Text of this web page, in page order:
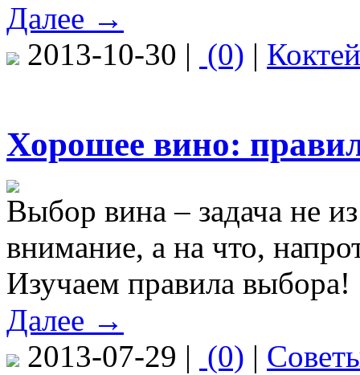
Далее →
2013-10-30 | (0) |
Хорошее вино:
Выбор вина – задача не
внимание, а на что,
Изучаем правила выбора!
Далее →
2013-07-29 | (0) |